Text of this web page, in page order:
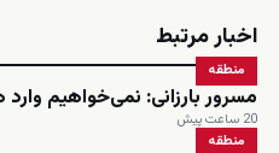
اخبار مرتبط
منطقه
مسرور بارزانی: نمی‌خواهیم
20 ساعت پیش
منطقه